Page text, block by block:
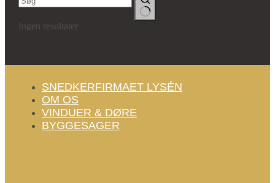
Ingen resultater
SNEDKERFIRMAET LYSÉN
OM OS
VINDUER & DØRE
BYGGESAGER